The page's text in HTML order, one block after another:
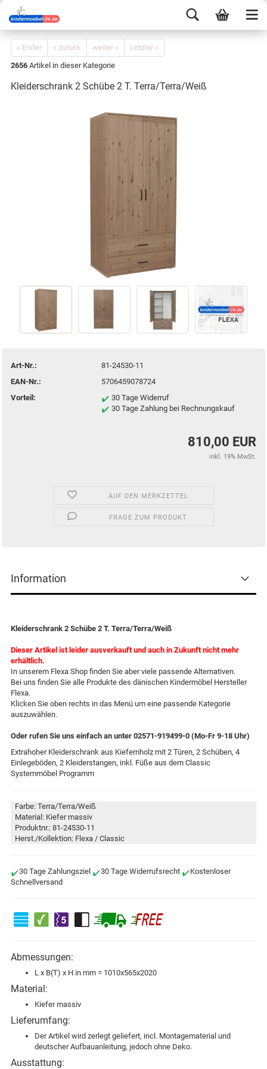
« Erster « zurück weiter »
Letzter »
2656 Artikel in dieser Kategorie
Kleiderschrank 2 Schübe 2 T. Terra/Terra/Weiß
Art-Nr.:
81-24530-11
EAN-Nr.:
5706459078724
Vorteil:
30 Tage Widerruf
30 Tage Zahlung bei Rechnungskauf
810,00 EUR
inkl. 19% MwSt.
AUF DEN MERKZETTEL
FRAGE ZUM PRODUKT
Information
Kleiderschrank 2 Schübe 2 T. Terra/Terra/Weiß
Dieser Artikel ist leider ausverkauft und auch in Zukunft nicht mehr
erhältlich.
In unserem Flexa Shop finden Sie aber viele passende Alternativen.
Bei uns finden Sie alle Produkte des dänischen Kindermöbel Hersteller
Flexa.
Klicken Sie oben rechts in das Menü um eine passende Kategorie
auszuwählen.
Oder rufen Sie uns einfach an unter 02571-919499-0 (Mo-Fr 9-18 Uhr)
Extrahoher Kleiderschrank aus Kiefernholz mit 2 Türen, 2 Schüben, 4
Einlegeböden, 2 Kleiderstangen, inkl. Füße aus dem Classic
Systemmöbel Programm
Farbe: Terra/Terra/Weiß
Material: Kiefer massiv
Produktnr.: 81-24530-11
Herst./Kollektion: Flexa / Classic
30 Tage Zahlungsziel 30 Tage Widerrufsrecht
Kostenloser
Schnellversand
Abmessungen:
L x B(T) x H in mm = 1010x565x2020
Material:
Kiefer massiv
Lieferumfang:
Der Artikel wird zerlegt geliefert, incl. Montagematerial und
deutscher Aufbauanleitung, jedoch ohne Deko.
Ausstattung: